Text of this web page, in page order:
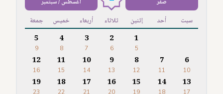
صفر أغسطس / سبتمبر
سبت أحد إثنين ثلاثاء أربعاء خميس جمعة
1
5
2
6
3
7
4
8
5
9
6
10
7
11
8
12
9
13
10
14
11
15
12
16
13
17
14
18
15
19
16
20
17
21
18
22
19
23